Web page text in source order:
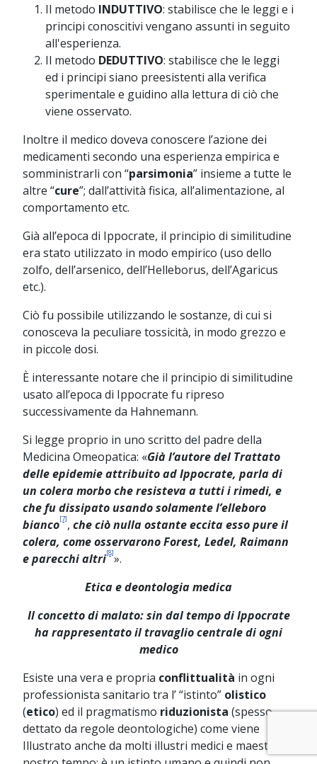
Il metodo INDUTTIVO: stabilisce che le leggi e i
principi conoscitivi vengano assunti in seguito
all'esperienza.
Il metodo DEDUTTIVO: stabilisce che le leggi
ed i principi siano preesistenti alla verifica
sperimentale e guidino alla lettura di ciò che
viene osservato.
Inoltre il medico doveva conoscere l’azione dei
medicamenti secondo una esperienza empirica e
somministrarli con “parsimonia” insieme a tutte le
altre “cure”; dall’attività fisica, all’alimentazione, al
comportamento etc.
Già all’epoca di Ippocrate, il principio di similitudine
era stato utilizzato in modo empirico (uso dello
zolfo, dell’arsenico, dell’Helleborus, dell’Agaricus
etc.).
Ciò fu possibile utilizzando le sostanze, di cui si
conosceva la peculiare tossicità, in modo grezzo e
in piccole dosi.
È interessante notare che il principio di similitudine
usato all’epoca di Ippocrate fu ripreso
successivamente da Hahnemann.
Si legge proprio in uno scritto del padre della
Medicina Omeopatica: «Già l’autore del Trattato
delle epidemie attribuito ad Ippocrate, parla di
un colera morbo che resisteva a tutti i rimedi, e
che fu dissipato usando solamente l’elleboro
bianco[7], che ciò nulla ostante eccita esso pure il
colera, come osservarono Forest, Ledel, Raimann
eparecchi altri[8]».
Etica e deontologia medica
Il concetto di malato: sin dal tempo di Ippocrate
ha rappresentato il travaglio centrale di ogni
medico
Esiste una vera e propria conflittualità in ogni
professionista sanitario tra l’ “istinto” olistico
(etico) ed il pragmatismo riduzionista (spesso
dettato da regole deontologiche) come viene
Illustrato anche da molti illustri medici e maestri del